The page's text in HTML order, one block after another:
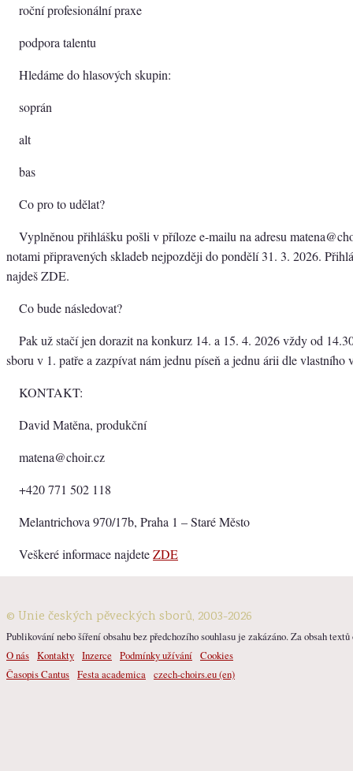
roční profesionální praxe
podpora talentu
Hledáme do hlasových skupin:
soprán
alt
bas
Co pro to udělat?
Vyplněnou přihlášku pošli v příloze e-mailu na adresu
notami připravených skladeb nejpozději do pondělí 31. 3. 2026.
najdeš ZDE.
Co bude následovat?
Pak už stačí jen dorazit na konkurz 14. a 15. 4. 2026 vždy od
sboru v 1. patře a zazpívat nám jednu píseň a jednu árii dle vlastního
KONTAKT:
David Matěna, produkční
matena@choir.cz
+420 771 502 118
Melantrichova 970/17b, Praha 1 – Staré Město
Veškeré informace najdeteZDE
© Unie českých pěveckých sborů, 2003-2026
Publikování nebo šíření obsahu bez předchozího souhlasu je zakázáno. Za obsah
O nás Kontakty Inzerce Podmínky užívání Cookies
Časopis Cantus Festa academica czech-choirs.eu (en)